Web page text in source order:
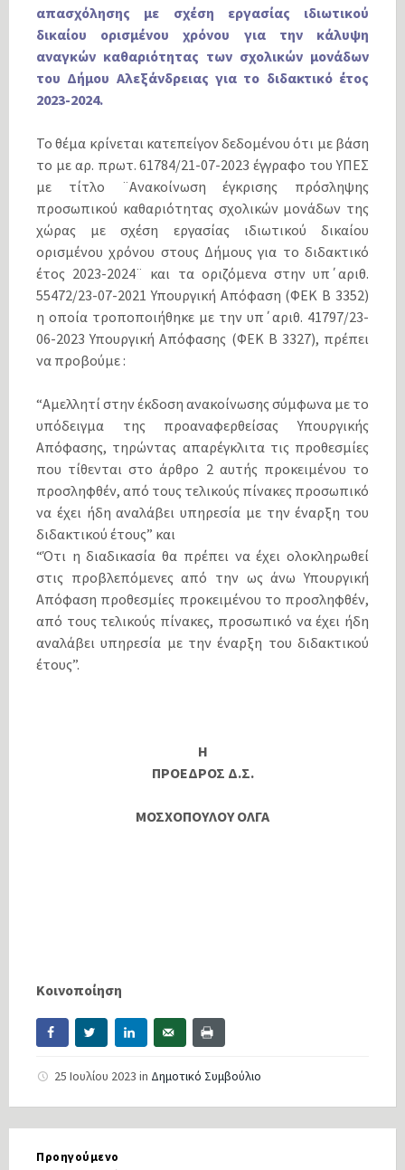
απασχόλησης με σχέση εργασίας ιδιωτικού
δικαίου ορισμένου χρόνου για την κάλυψη
αναγκών καθαριότητας των σχολικών μονάδων
του Δήμου Αλεξάνδρειας για το διδακτικό έτος
2023-2024.
Το θέμα κρίνεται κατεπείγον δεδομένου ότι με βάση
το με αρ. πρωτ. 61784/21-07-2023 έγγραφο του ΥΠΕΣ
με τίτλο ¨Ανακοίνωση έγκρισης πρόσληψης
προσωπικού καθαριότητας σχολικών μονάδων της
χώρας με σχέση εργασίας ιδιωτικού δικαίου
ορισμένου χρόνου στους Δήμους για το διδακτικό
έτος 2023-2024¨ και τα οριζόμενα στην υπ΄αριθ.
55472/23-07-2021 Υπουργική Απόφαση (ΦΕΚ Β 3352)
η οποία τροποποιήθηκε με την υπ΄αριθ. 41797/23-
06-2023 Υπουργική Απόφασης (ΦΕΚ Β 3327), πρέπει
να προβούμε :
“Αμελλητί στην έκδοση ανακοίνωσης σύμφωνα με το
υπόδειγμα της προαναφερθείσας Υπουργικής
Απόφασης, τηρώντας απαρέγκλιτα τις προθεσμίες
που τίθενται στο άρθρο 2 αυτής προκειμένου το
προσληφθέν, από τους τελικούς πίνακες προσωπικό
να έχει ήδη αναλάβει υπηρεσία με την έναρξη του
διδακτικού έτους” και
“Ότι η διαδικασία θα πρέπει να έχει ολοκληρωθεί
στις προβλεπόμενες από την ως άνω Υπουργική
Απόφαση προθεσμίες προκειμένου το προσληφθέν,
από τους τελικούς πίνακες, προσωπικό να έχει ήδη
αναλάβει υπηρεσία με την έναρξη του διδακτικού
έτους”.
Η
ΠΡΟΕΔΡΟΣ Δ.Σ.
ΜΟΣΧΟΠΟΥΛΟΥ ΟΛΓΑ
Κοινοποίηση
25 Ιουλίου 2023 in Δημοτικό Συμβούλιο
Προηγούμενο